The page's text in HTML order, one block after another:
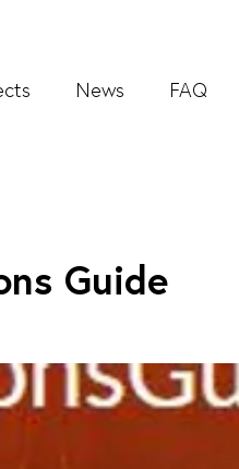
News FAQ
Guide